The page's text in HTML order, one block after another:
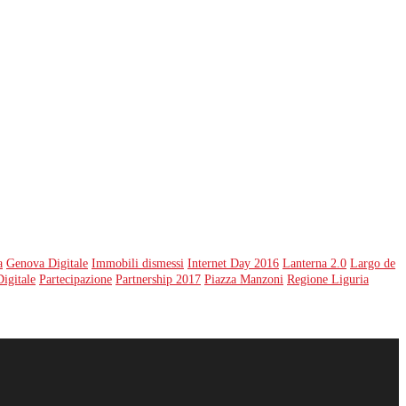
Genova Digitale Immobili dismessi Internet Day 2016 Lanterna 2.0 Largo de
Partecipazione Partnership 2017 Piazza Manzoni Regione Liguria